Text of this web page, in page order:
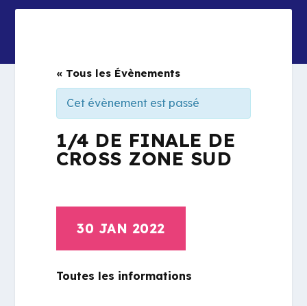
« Tous les Évènements
Cet évènement est passé
1/4 DE FINALE DE
CROSS ZONE SUD
30 JAN 2022
Toutes les informations